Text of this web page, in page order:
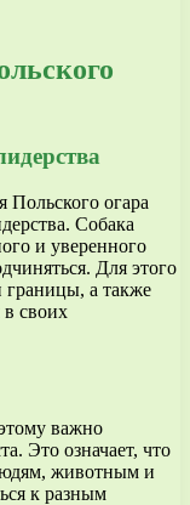
огара
Собака
и уверенного
Для этого
границы, а также
своих
важно
Это означает, что
животным и
к разным